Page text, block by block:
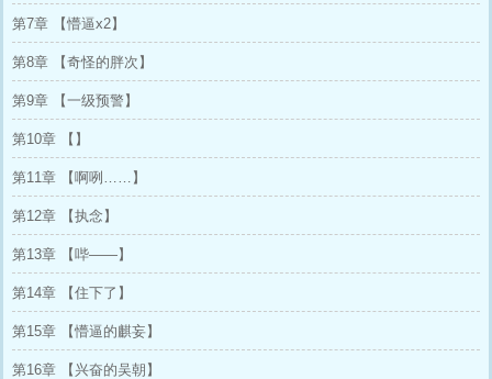
第7章 【懵逼x2】
第8章 【奇怪的胖次】
第9章 【一级预警】
第10章 【】
第11章 【啊咧……】
第12章 【执念】
第13章 【哔——】
第14章 【住下了】
第15章 【懵逼的麒妄】
第16章 【兴奋的吴朝】